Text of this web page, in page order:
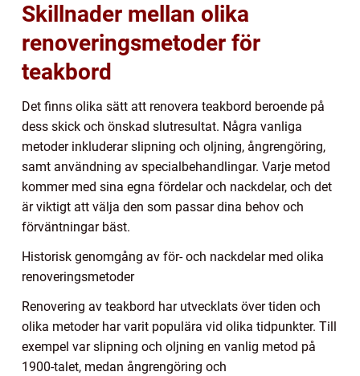
Skillnader mellan olika
renoveringsmetoder för
teakbord
Det finns olika sätt att renovera teakbord beroende på
dess skick och önskad slutresultat. Några vanliga
metoder inkluderar slipning och oljning, ångrengöring,
samt användning av specialbehandlingar. Varje metod
kommer med sina egna fördelar och nackdelar, och det
är viktigt att välja den som passar dina behov och
förväntningar bäst.
Historisk genomgång av för- och nackdelar med olika
renoveringsmetoder
Renovering av teakbord har utvecklats över tiden och
olika metoder har varit populära vid olika tidpunkter. Till
exempel var slipning och oljning en vanlig metod på
1900-talet, medan ångrengöring och